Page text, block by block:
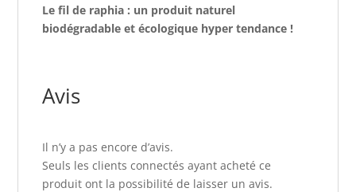
Le fil de raphia : un produit naturel
biodégradable et écologique hyper tendance !
Avis
Il n’y a pas encore d’avis.
Seuls les clients connectés ayant acheté ce
produit ont la possibilité de laisser un avis.